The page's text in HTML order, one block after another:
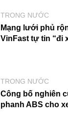
TRONG NƯỚC
Mạng lưới phủ
VinFast tự tin “đi
TRONG NƯỚC
Công bố nghiên
phanh ABS cho